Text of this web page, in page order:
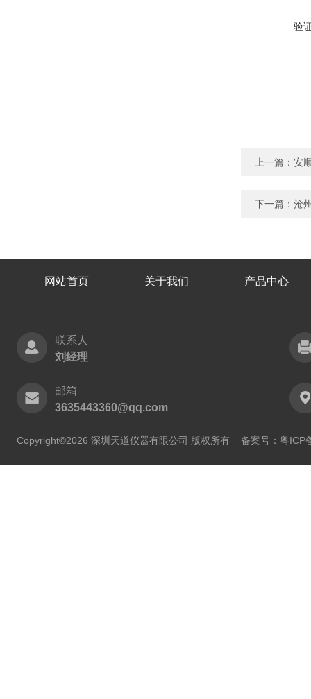
验
上一篇： 安
下一篇： 沧
网站首页 关于我们 产品中心
联系人
刘经理
邮箱
3635443360@qq.com
Copyright©2026 深圳天道仪器有限公司 版权所有 备案号：粤ICP